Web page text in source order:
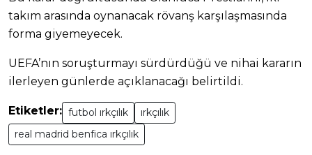
takım arasında oynanacak rövanş karşılaşmasında
forma giyemeyecek.
UEFA’nın soruşturmayı sürdürdüğü ve nihai kararın
ilerleyen günlerde açıklanacağı belirtildi.
Etiketler: futbol ırkçılık
ırkçılık
real madrid benfica ırkçılık